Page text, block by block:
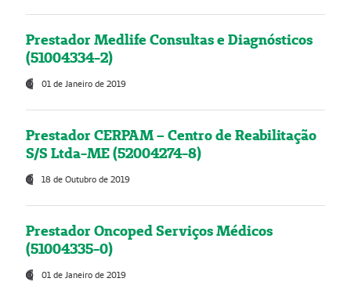
Prestador Medlife Consultas e Diagnósticos
(51004334-2)
01 de Janeiro de 2019
Prestador CERPAM – Centro de Reabilitação
S/S Ltda-ME (52004274-8)
18 de Outubro de 2019
Prestador Oncoped Serviços Médicos
(51004335-0)
01 de Janeiro de 2019